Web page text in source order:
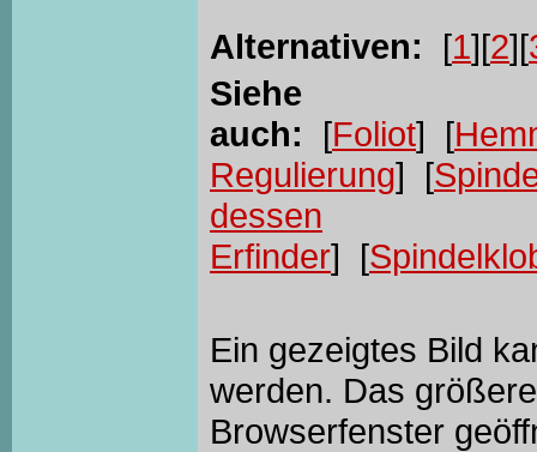
Alternativen: [1][2][
Siehe
auch: [Foliot] [
Regulierung] [
dessen
Erfinder] [
Ein gezeigtes Bild
werden. Das
Browserfenster